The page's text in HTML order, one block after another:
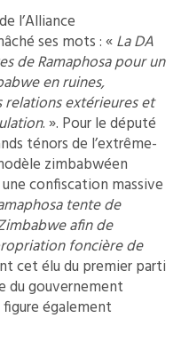
l’Alliance
ses mots : «La DA
de Ramaphosa pour un
en ruines,
extérieures et
. ». Pour le député
ténors de l’extrême-
zimbabwéen
confiscation massive
tente de
afin de
foncière de
cet élu du premier parti
du gouvernement
également